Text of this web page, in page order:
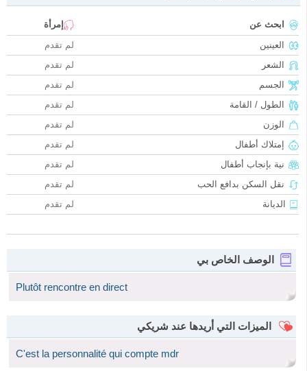
ابحث عن
إمرأة
العينين
لم تقدم
الشعر
لم تقدم
الجسم
لم تقدم
الطول / القامة
لم تقدم
الوزن
لم تقدم
إمتلاك أطفال
لم تقدم
نية بإنجاب أطفال
لم تقدم
نقل السكن بدافع الحب
لم تقدم
الديانة
لم تقدم
الوصف الخاص بي
Plutôt rencontre en direct
الميزات التي أريدها عند شريكي
C'est la personnalité qui compte mdr